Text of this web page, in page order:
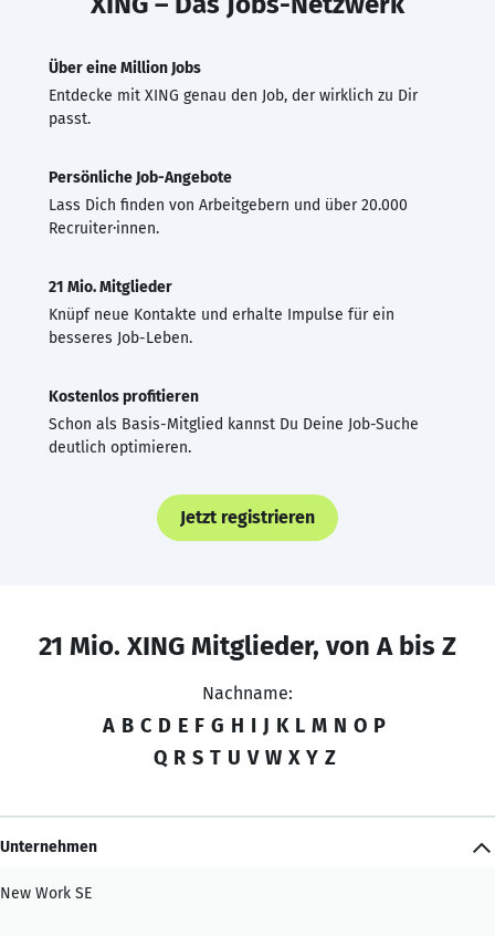
Über eine Million Jobs
Entdecke mit XING genau den Job, der wirklich zu Dir
passt.
Persönliche Job-Angebote
Lass Dich finden von Arbeitgebern und über 20.000
Recruiter·innen.
21 Mio. Mitglieder
Knüpf neue Kontakte und erhalte Impulse für ein
besseres Job-Leben.
Kostenlos profitieren
Schon als Basis-Mitglied kannst Du Deine Job-Suche
deutlich optimieren.
Jetzt registrieren
21 Mio. XING Mitglieder, von A bis Z
Nachname:
A B C D E F G H I J K L M N O P
Q R S T U V W X Y Z
Unternehmen
New Work SE